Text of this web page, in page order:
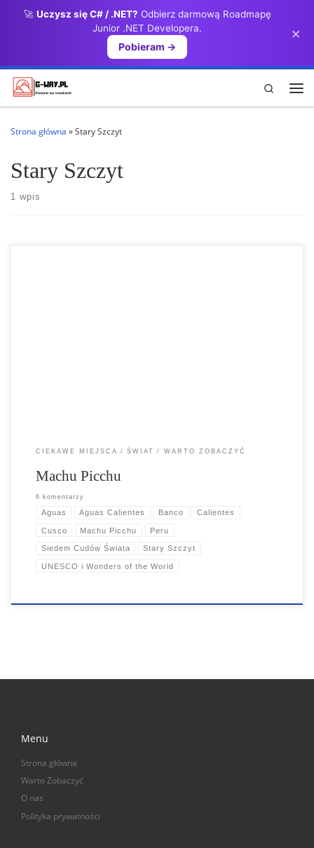
🚀 Uczysz się C# / .NET? Odbierz darmową Roadmapę
Junior .NET Developera.
Pobieram →
×
Przejdź do treści
Search
Strona główna »Stary Szczyt
Stary Szczyt
1 wpis
CIEKAWE MIEJSCA ŚWIAT WARTO ZOBACZYĆ
Machu Picchu
6 komentarzy
Aguas Aguas Calientes Banco Calientes
Cusco Machu Picchu Peru
Siedem Cudów Świata Stary Szczyt
UNESCO i Wonders of the World
Menu
Strona główna
Warto Zobaczyć
O nas
Polityka prywatności